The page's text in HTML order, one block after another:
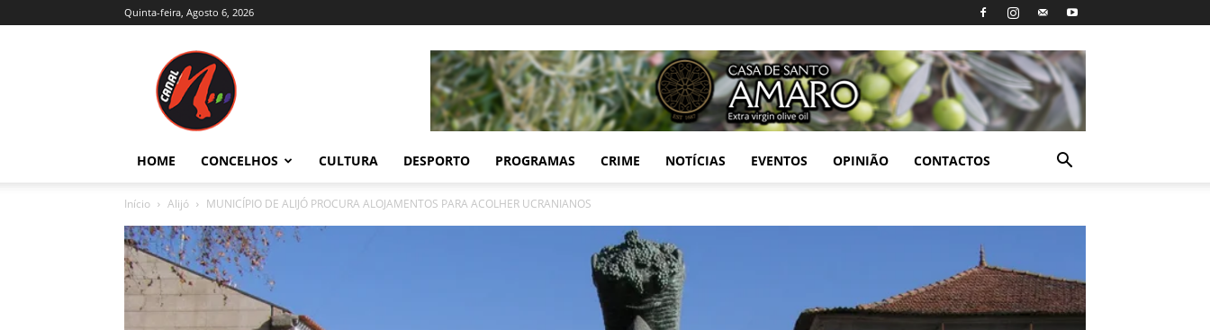
Quinta-feira, Agosto 6, 2026
Trás-
e
Alto
Douro
HOME CONCELHOS CULTURA DESPORTO PROGRAMAS CRIME NOTÍCIAS EVENTOS OPINIÃO CONTACTOS
Início Alijó MUNICÍPIO DE ALIJÓ PROCURA ALOJAMENTOS PARA ACOLHER UCRANIANOS